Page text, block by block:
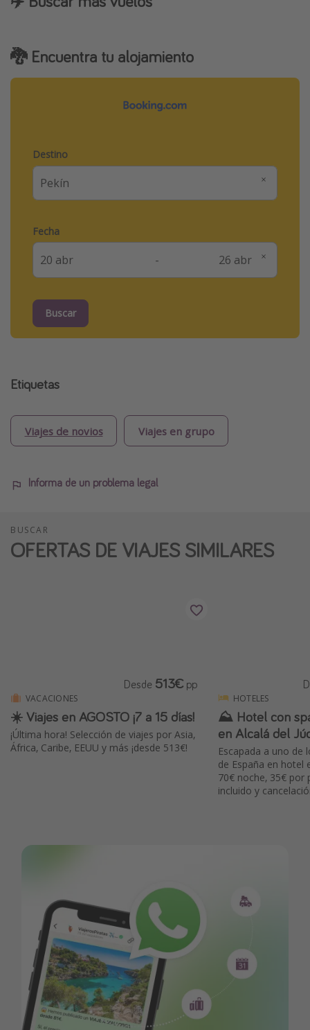
🐉 Encuentra tu alojamiento
Destino
Fecha
-
Buscar
Etiquetas
Viajes de novios Viajes en grupo
Informa de un problema legal
BUSCAR
OFERTAS DE VIAJES SIMILARES
VACACIONES
☀️ Viajes en AGOSTO ¡7 a 15 días!
¡Última hora! Selección de viajes por Asia,
África, Caribe, EEUU y más ¡desde 513€!
Desde 513€ pp
HOTELES
⛰️ Hotel con
en Alcalá del
Escapada a uno de
de España en hotel
70€ noche, 35€ por
incluido y